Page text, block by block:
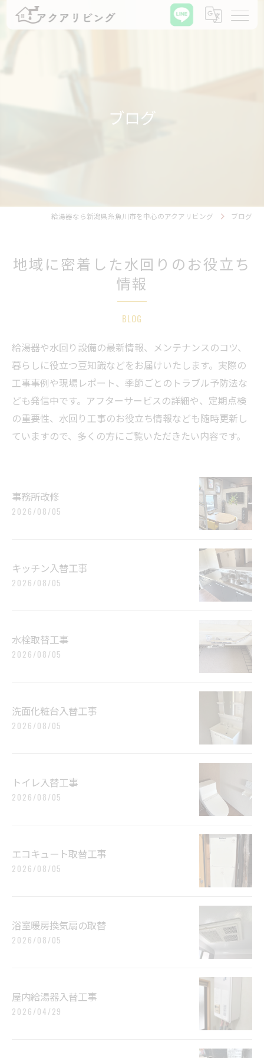
ブログ
給湯器なら新潟県糸魚川市を中心のアクアリビング ブログ
地域に密着した水回りのお役立ち
情報
BLOG
給湯器や水回り設備の最新情報、メンテナンスのコツ、
暮らしに役立つ豆知識などをお届けいたします。実際の
工事事例や現場レポート、季節ごとのトラブル予防法な
ども発信中です。アフターサービスの詳細や、定期点検
の重要性、水回り工事のお役立ち情報なども随時更新し
ていますので、多くの方にご覧いただきたい内容です。
事務所改修
2026/08/05
キッチン入替工事
2026/08/05
水栓取替工事
2026/08/05
洗面化粧台入替工事
2026/08/05
トイレ入替工事
2026/08/05
エコキュート取替工事
2026/08/05
浴室暖房換気扇の取替
2026/08/05
屋内給湯器入替工事
2026/04/29